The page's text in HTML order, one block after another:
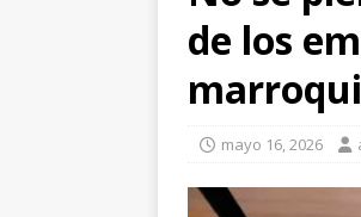
de los
mayo 16, 2026